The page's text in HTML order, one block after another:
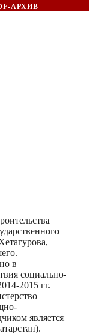
АРХИВ
в
социально-
2015 гг.
является